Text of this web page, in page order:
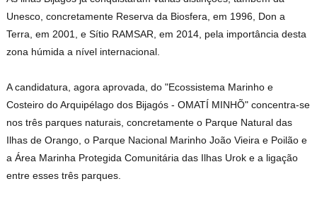
Unesco, concretamente Reserva da Biosfera, em 1996, Don a
Terra, em 2001, e Sítio RAMSAR, em 2014, pela importância desta
zona húmida a nível internacional.
A candidatura, agora aprovada, do "Ecossistema Marinho e
Costeiro do Arquipélago dos Bijagós - OMATÍ MINHÕ" concentra-se
nos três parques naturais, concretamente o Parque Natural das
Ilhas de Orango, o Parque Nacional Marinho João Vieira e Poilão e
a Área Marinha Protegida Comunitária das Ilhas Urok e a ligação
entre esses três parques.